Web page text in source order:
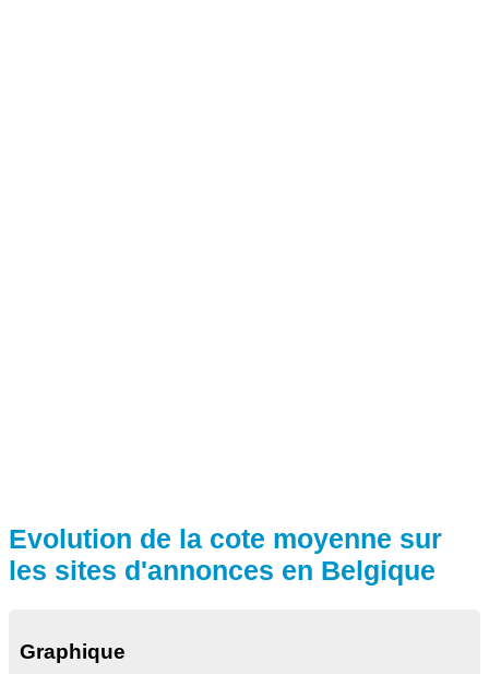
Evolution de la cote moyenne sur
les sites d'annonces en Belgique
Graphique